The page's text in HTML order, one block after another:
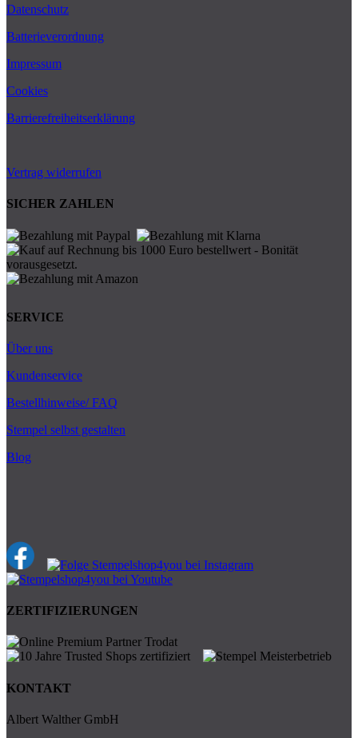
Datenschutz
Batterieverordnung
Impressum
Cookies
Barrierefreiheitserklärung
Vertrag widerrufen
SICHER ZAHLEN
SERVICE
Über uns
Kundenservice
Bestellhinweise/ FAQ
Stempel selbst gestalten
Blog
ZERTIFIZIERUNGEN
KONTAKT
Albert Walther GmbH